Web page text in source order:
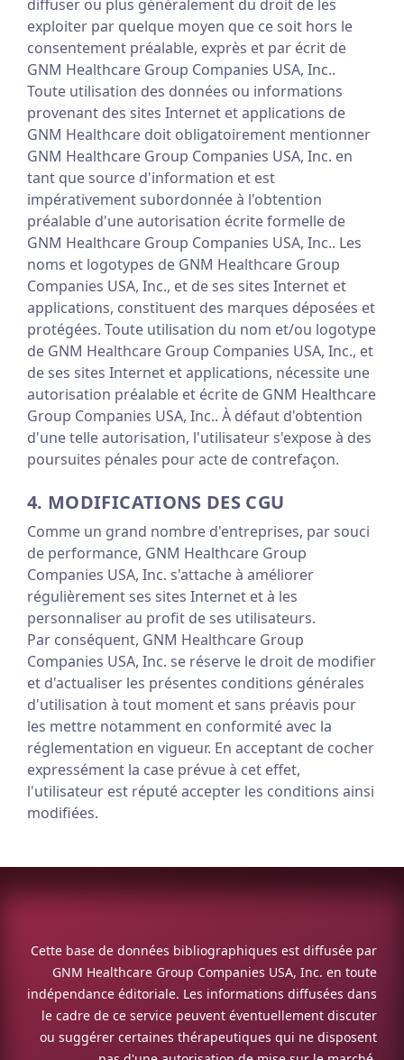
diffuser ou plus généralement du droit de les
exploiter par quelque moyen que ce soit hors le
consentement préalable, exprès et par écrit de
GNM Healthcare Group Companies USA, Inc..
Toute utilisation des données ou informations
provenant des sites Internet et applications de
GNM Healthcare doit obligatoirement mentionner
GNM Healthcare Group Companies USA, Inc. en
tant que source d'information et est
impérativement subordonnée à l'obtention
préalable d'une autorisation écrite formelle de
GNM Healthcare Group Companies USA, Inc.. Les
noms et logotypes de GNM Healthcare Group
Companies USA, Inc., et de ses sites Internet et
applications, constituent des marques déposées et
protégées. Toute utilisation du nom et/ou logotype
de GNM Healthcare Group Companies USA, Inc., et
de ses sites Internet et applications, nécessite une
autorisation préalable et écrite de GNM Healthcare
Group Companies USA, Inc.. À défaut d'obtention
d'une telle autorisation, l'utilisateur s'expose à des
poursuites pénales pour acte de contrefaçon.
4. MODIFICATIONS DES CGU
Comme un grand nombre d'entreprises, par souci
de performance, GNM Healthcare Group
Companies USA, Inc. s'attache à améliorer
régulièrement ses sites Internet et à les
personnaliser au profit de ses utilisateurs.
Par conséquent, GNM Healthcare Group
Companies USA, Inc. se réserve le droit de modifier
et d'actualiser les présentes conditions générales
d'utilisation à tout moment et sans préavis pour
les mettre notamment en conformité avec la
réglementation en vigueur. En acceptant de cocher
expressément la case prévue à cet effet,
l'utilisateur est réputé accepter les conditions ainsi
modifiées.
Cette base de données bibliographiques est diffusée par
GNM Healthcare Group Companies USA, Inc. en toute
indépendance éditoriale. Les informations diffusées dans
le cadre de ce service peuvent éventuellement discuter
ou suggérer certaines thérapeutiques qui ne disposent